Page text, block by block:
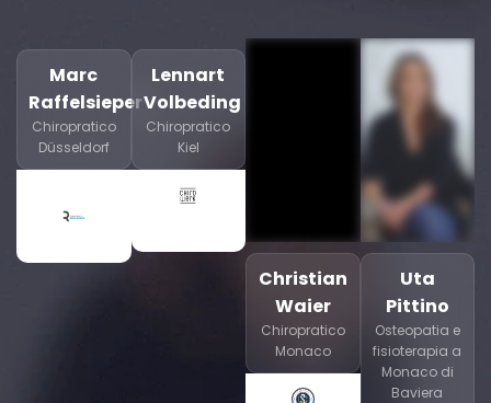
Marc
Raffelsieper
Chiropratico
Düsseldorf
Lennart
Volbeding
Chiropratico
Kiel
Christian
Waier
Chiropratico
Monaco
Uta
Pittino
Osteopatia e
fisioterapia a
Monaco di
Baviera